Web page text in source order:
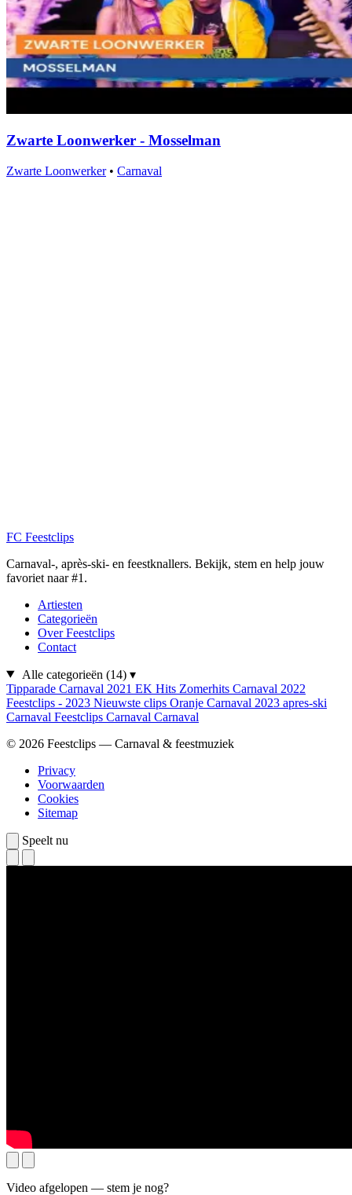
Zwarte Loonwerker - Mosselman
Zwarte Loonwerker • Carnaval
FC Feestclips
Carnaval-, après-ski- en feestknallers. Bekijk, stem en help jouw
favoriet naar #1.
Artiesten
Categorieën
Over Feestclips
Contact
Alle categorieën (14) ▾
Tipparade Carnaval 2021 EK Hits Zomerhits Carnaval 2022
Feestclips - 2023 Nieuwste clips Oranje Carnaval 2023 apres-ski
Carnaval Feestclips Carnaval Carnaval
© 2026 Feestclips — Carnaval & feestmuziek
Privacy
Voorwaarden
Cookies
Sitemap
Speelt nu
Video afgelopen — stem je nog?